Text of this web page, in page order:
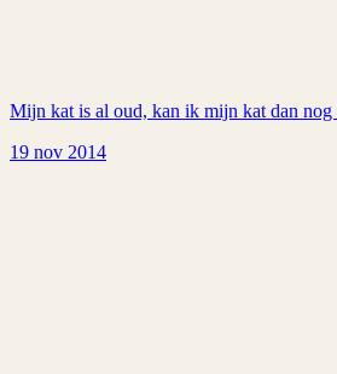
Mijn kat is al oud, kan ik mijn kat dan nog
19 nov 2014